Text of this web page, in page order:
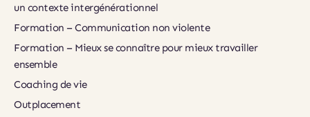
un contexte intergénérationnel
Formation – Communication non violente
Formation – Mieux se connaître pour mieux travailler
ensemble
Coaching de vie
Outplacement